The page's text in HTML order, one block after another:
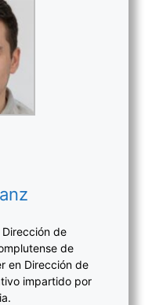
de
de
en Dirección de
impartido por